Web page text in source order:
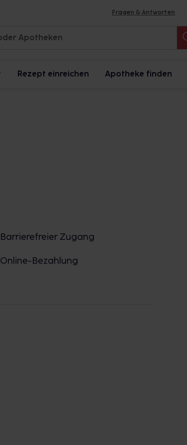
Fragen & Antworten
Rezept einreichen Apotheke finden
Barrierefreier Zugang
Online-Bezahlung